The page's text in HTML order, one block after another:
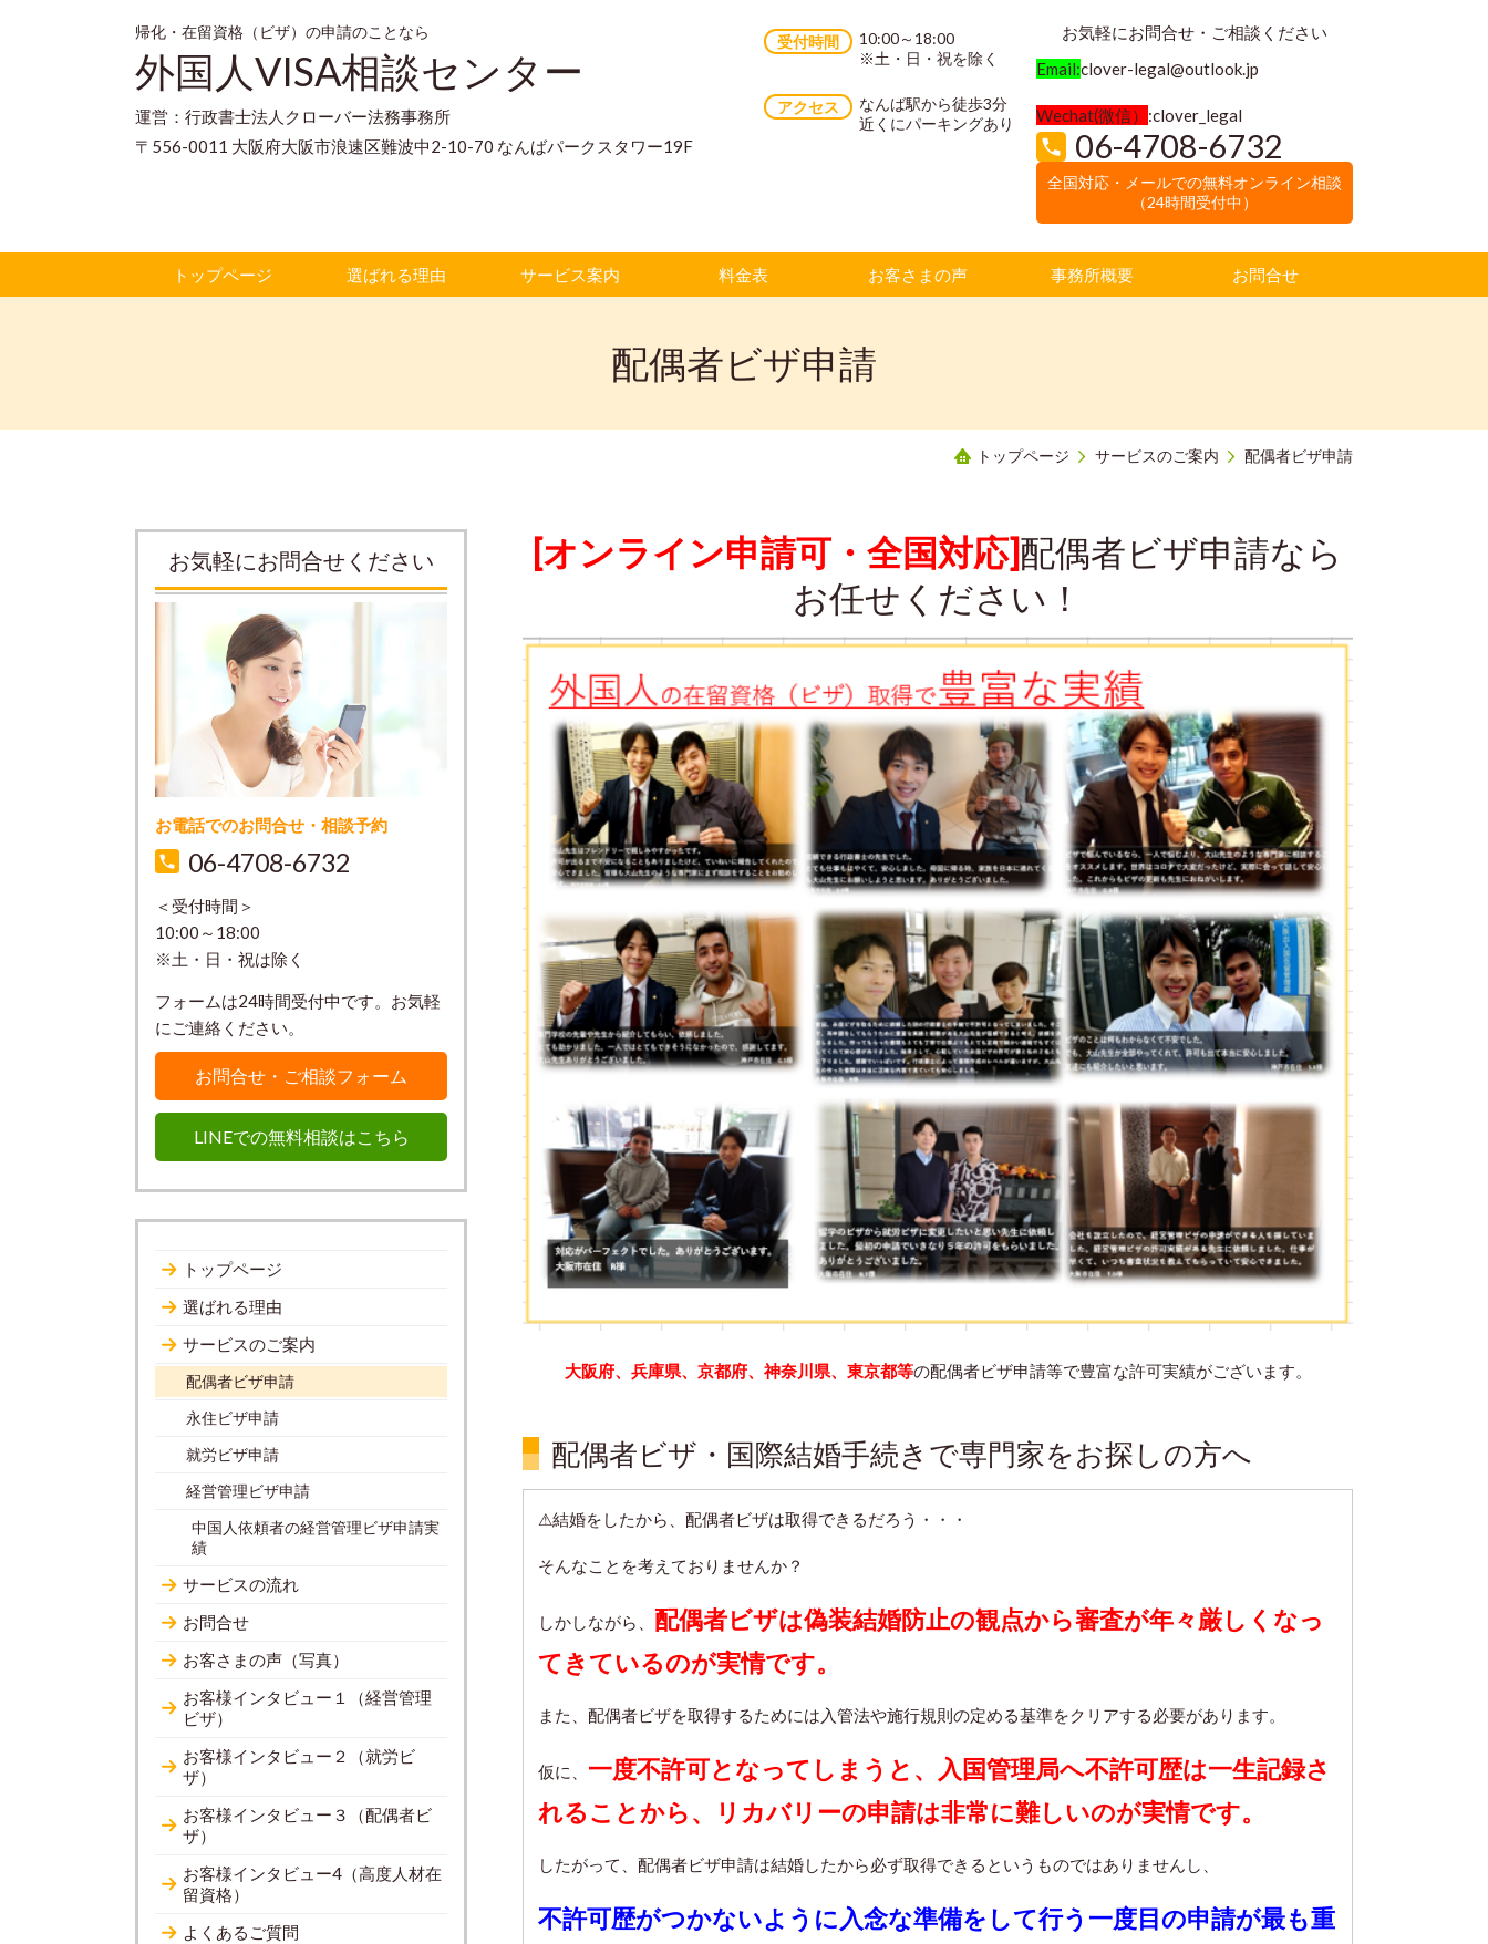
帰化・在留資格（ビザ）の申請のことなら
外国人VISA相談センター
運営：行政書士法人クローバー法務事務所
〒556-0011 大阪府大阪市浪速区難波中2-10-70 なんばパークスタワー19F
受付時間
10:00～18:00
※土・日・祝を除く
アクセス
なんば駅から徒歩3分
近くにパーキングあり
お気軽にお問合せ・ご相談ください
Email:clover-legal@outlook.jp
Wechat(微信） :clover_legal
06-4708-6732
全国対応・メールでの無料オンライン相談
（24時間受付中）
トップページ 選ばれる理由 サービス案内 料金表 お客さまの声 事務所概要 お問合せ
配偶者ビザ申請
トップページ サービスのご案内 配偶者ビザ申請
[オンライン申請可・全国対応]配偶者ビザ申請なら
お任せください！
大阪府、兵庫県、京都府、神奈川県、東京都等の配偶者ビザ申請等で豊富な許可実績がございます。
配偶者ビザ・国際結婚手続きで専門家をお探しの方へ
⚠結婚をしたから、配偶者ビザは取得できるだろう・・・
そんなことを考えておりませんか？
しかしながら、 配偶者ビザは偽装結婚防止の観点から審査が年々厳しくなっ
てきているのが実情です。
また、配偶者ビザを取得するためには入管法や施行規則の定める基準をクリアする必要があります。
仮に、 一度不許可となってしまうと、入国管理局へ不許可歴は一生記録さ
れることから、
リカバリーの申請は非常に難しいのが実情です。
したがって、配偶者ビザ申請は結婚したから必ず取得できるというものではありませんし、
不許可歴がつかないように入念な準備をして行う一度目の申請が最も重
お気軽にお問合せください
お電話でのお問合せ・相談予約
06-4708-6732
＜受付時間＞
10:00～18:00
※土・日・祝は除く
フォームは24時間受付中です。お気軽
にご連絡ください。
お問合せ・ご相談フォーム
LINEでの無料相談はこちら
トップページ
選ばれる理由
サービスのご案内
配偶者ビザ申請
永住ビザ申請
就労ビザ申請
経営管理ビザ申請
中国人依頼者の経営管理ビザ申請実
績
サービスの流れ
お問合せ
お客さまの声（写真）
お客様インタビュー１（経営管理
ビザ）
お客様インタビュー２（就労ビ
ザ）
お客様インタビュー３（配偶者ビ
ザ）
お客様インタビュー4（高度人材在
留資格）
よくあるご質問